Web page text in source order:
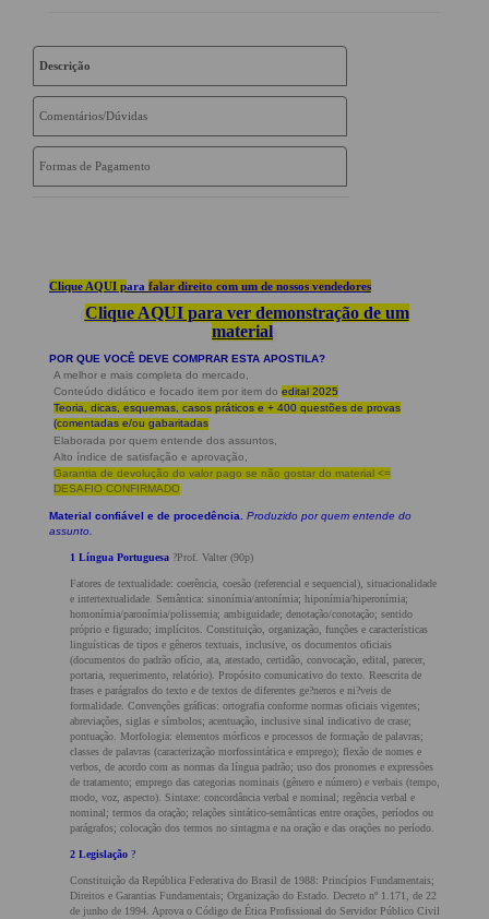
Descrição
Comentários/Dúvidas
Formas de Pagamento
Clique AQUI para falar direito com um de nossos vendedores
Clique AQUIpara ver demonstração de um
material
POR QUE VOCÊ DEVE COMPRAR ESTA APOSTILA?
A melhor e mais completa do mercado,
Conteúdo didático e focado item por item doedital 2025
Teoria, dicas, esquemas, casos práticos e + 400 questões de provas
(comentadas e/ou gabaritadas
Elaborada por quem entende dos assuntos,
Alto índice de satisfação e aprovação,
Garantia de devolução do valor pago se não gostar do material <=
DESAFIO CONFIRMADO
Material confiável e de procedência. Produzido por quem entende do
assunto.
1 Língua Portuguesa ?Prof. Valter (90p)
Fatores de textualidade: coerência, coesão (referencial e sequencial), situacionalidade
e intertextualidade. Semântica: sinonímia/antonímia; hiponímia/hiperonímia;
homonímia/paronímia/polissemia; ambiguidade; denotação/conotação; sentido
próprio e figurado; implícitos. Constituição, organização, funções e características
linguísticas de tipos e gêneros textuais, inclusive, os documentos oficiais
(documentos do padrão ofício, ata, atestado, certidão, convocação, edital, parecer,
portaria, requerimento, relatório). Propósito comunicativo do texto. Reescrita de
frases e parágrafos do texto e de textos de diferentes ge?neros e ni?veis de
formalidade. Convenções gráficas: ortografia conforme normas oficiais vigentes;
abreviações, siglas e símbolos; acentuação, inclusive sinal indicativo de crase;
pontuação. Morfologia: elementos mórficos e processos de formação de palavras;
classes de palavras (caracterização morfossintática e emprego); flexão de nomes e
verbos, de acordo com as normas da língua padrão; uso dos pronomes e expressões
de tratamento; emprego das categorias nominais (gênero e número) e verbais (tempo,
modo, voz, aspecto). Sintaxe: concordância verbal e nominal; regência verbal e
nominal; termos da oração; relações sintático-semânticas entre orações, períodos ou
parágrafos; colocação dos termos no sintagma e na oração e das orações no período.
2 Legislação?
Constituição da República Federativa do Brasil de 1988: Princípios Fundamentais;
Direitos e Garantias Fundamentais; Organização do Estado. Decreto nº 1.171, de 22
de junho de 1994. Aprova o Código de Ética Profissional do Servidor Público Civil